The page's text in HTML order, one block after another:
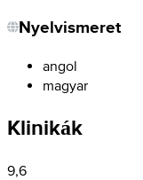
Nyelvismeret
angol
magyar
Klinikák
9,6